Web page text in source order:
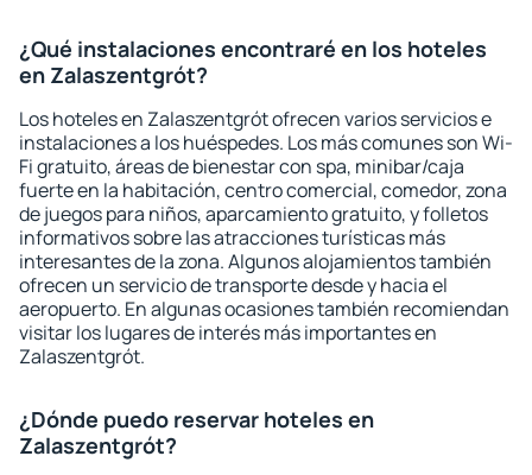
¿Qué instalaciones encontraré en los hoteles
en Zalaszentgrót?
Los hoteles en Zalaszentgrót ofrecen varios servicios e
instalaciones a los huéspedes. Los más comunes son Wi-
Fi gratuito, áreas de bienestar con spa, minibar/caja
fuerte en la habitación, centro comercial, comedor, zona
de juegos para niños, aparcamiento gratuito, y folletos
informativos sobre las atracciones turísticas más
interesantes de la zona. Algunos alojamientos también
ofrecen un servicio de transporte desde y hacia el
aeropuerto. En algunas ocasiones también recomiendan
visitar los lugares de interés más importantes en
Zalaszentgrót.
¿Dónde puedo reservar hoteles en
Zalaszentgrót?